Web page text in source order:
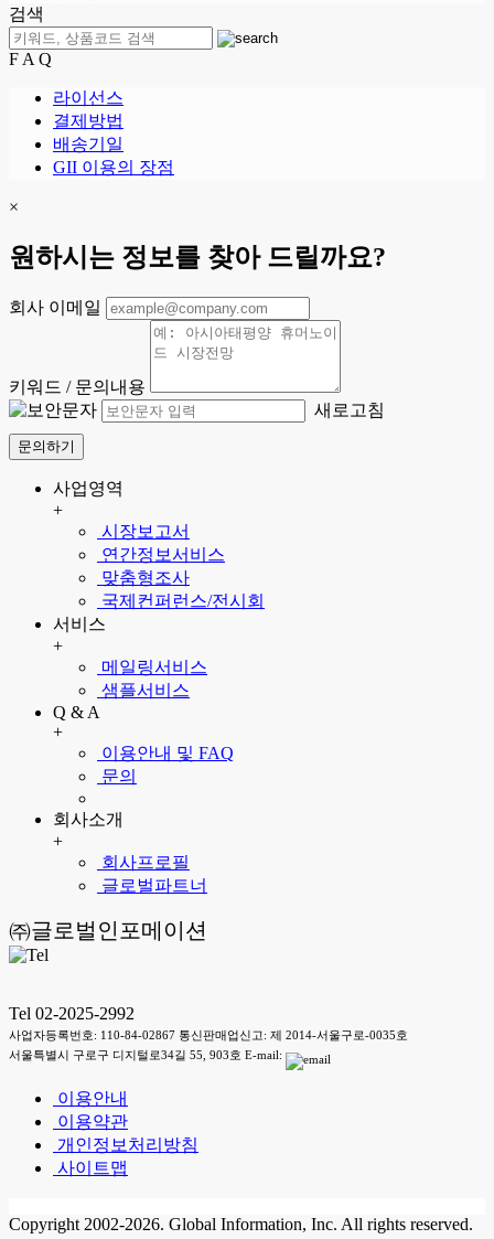
검색
F A Q
라이선스
결제방법
배송기일
GII 이용의 장점
×
원하시는 정보를 찾아 드릴까요?
회사 이메일
키워드 / 문의내용
새로고침
문의하기
사업영역
+
시장보고서
연간정보서비스
맞춤형조사
국제컨퍼런스/전시회
서비스
+
메일링서비스
샘플서비스
Q & A
+
이용안내 및 FAQ
문의
회사소개
+
회사프로필
글로벌파트너
㈜글로벌인포메이션
Tel 02-2025-2992
사업자등록번호: 110-84-02867 통신판매업신고: 제 2014-서울구로-0035호
서울특별시 구로구 디지털로34길 55, 903호 E-mail:
이용안내
이용약관
개인정보처리방침
사이트맵
Copyright 2002-2026. Global Information, Inc. All rights reserved.